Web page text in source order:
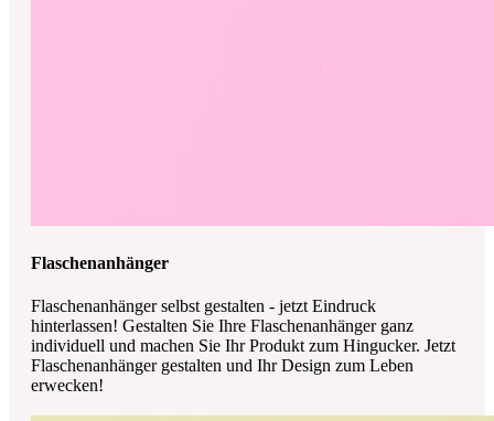
Flaschenanhänger
Flaschenanhänger selbst gestalten - jetzt Eindruck
hinterlassen! Gestalten Sie Ihre Flaschenanhänger ganz
individuell und machen Sie Ihr Produkt zum Hingucker. Jetzt
Flaschenanhänger gestalten und Ihr Design zum Leben
erwecken!